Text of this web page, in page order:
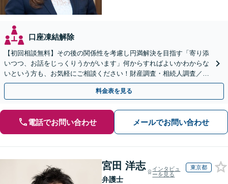
口座凍結解除
【初回相談無料】その後の関係性を考慮し円満解決を目指す「寄り添
いつつ、お話をじっくりうかがいます」何からすればよいかわからな
いという方も、お気軽にご相談ください！財産調査・相続人調査／相
続放棄／使い込み／遺留分侵害額請求ほか
料金表を見る
電話でお問い合わせ メールでお問い合わせ
宮田 洋志
弁護士
インタビュ
ーを見る
東京都